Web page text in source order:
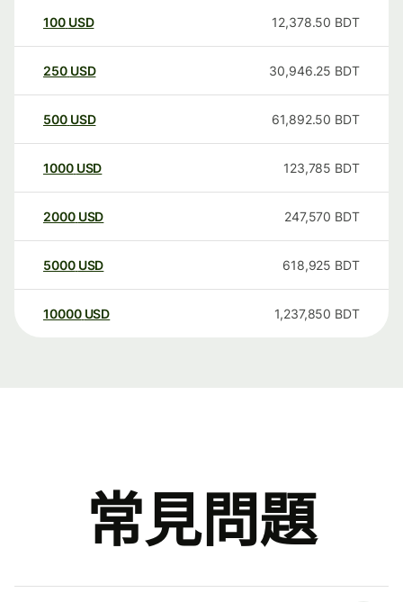
100 USD 12,378.50 BDT
250 USD 30,946.25 BDT
500 USD 61,892.50 BDT
1000 USD 123,785 BDT
2000 USD 247,570 BDT
5000 USD 618,925 BDT
10000 USD 1,237,850 BDT
常見問題